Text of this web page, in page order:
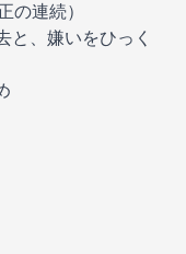
の連続）
と、嫌いをひっく